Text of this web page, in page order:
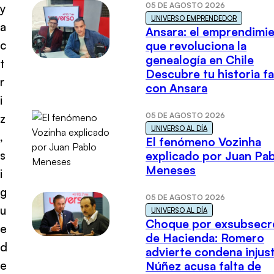
y
a
c
t
r
i
z
,
s
i
g
u
e
d
e
05 DE AGOSTO 2026
UNIVERSO EMPRENDEDOR
Ansara: el
que revoluciona la
genealogía en Chile
Descubre tu historia
con Ansara
05 DE AGOSTO 2026
UNIVERSO AL DÍA
El fenómeno Vozinha
explicado por Juan
Meneses
05 DE AGOSTO 2026
UNIVERSO AL DÍA
Choque por
de Hacienda: Romero
advierte condena
Núñez acusa falta de